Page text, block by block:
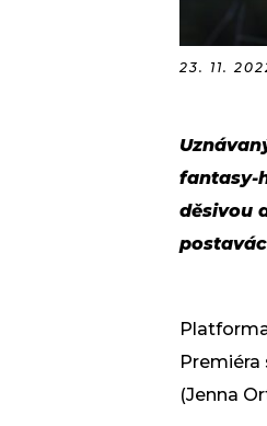
23. 11.
fantasy-
děsivou
(Jenna